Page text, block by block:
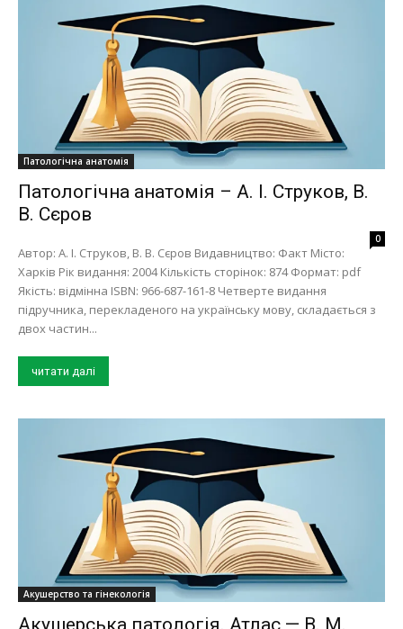
Патологічна анатомія
Патологічна анатомія – А. І. Струков, В.
В. Сєров
0
Автор: А. І. Струков, В. В. Сєров Видавництво: Факт Місто:
Харків Рік видання: 2004 Кількість сторінок: 874 Формат: pdf
Якість: відмінна ISBN: 966-687-161-8 Четверте видання
підручника, перекладеного на українську мову, складається з
двох частин...
читати далі
Акушерство та гінекологія
Акушерська патологія. Атлас — В. М.